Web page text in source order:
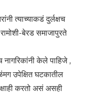
त्याच्याकडं दुर्लक्षच
बेरड समाजापुरते
केले पाहिजे ,
उपेक्षित घटकातील
करतो असं असही